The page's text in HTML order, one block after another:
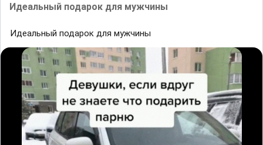
Идеальный подарок для мужчины
Идеальный подарок для мужчины